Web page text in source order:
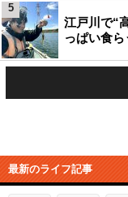
江戸川で“
っぱい食
5
最新のライフ記事